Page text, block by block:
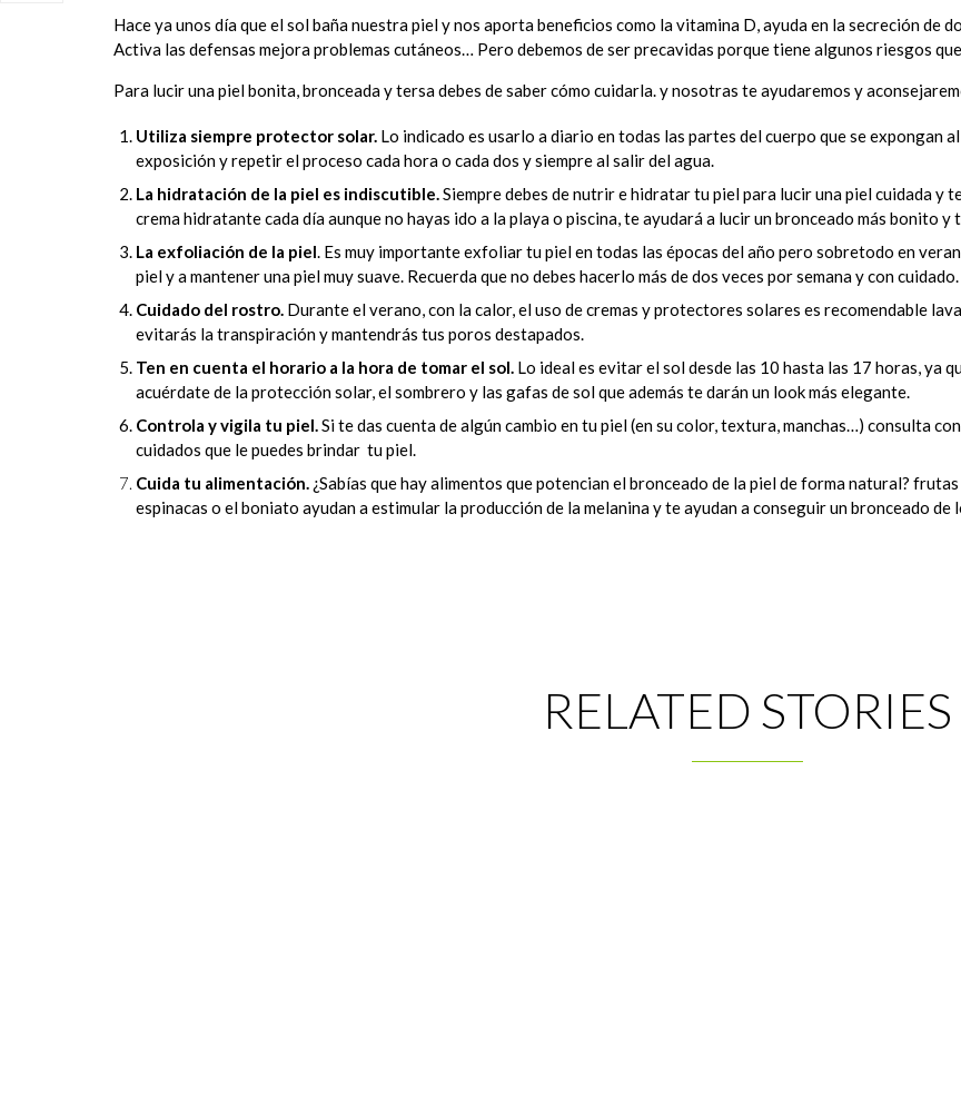
Hace ya unos día que el sol baña nuestra piel y nos aporta beneficios como la vitamina D, ayuda en la secreción de
Activa las defensas mejora problemas cutáneos… Pero debemos de ser precavidas porque tiene algunos riesgos
Para lucir una piel bonita, bronceada y tersa debes de saber cómo cuidarla. y nosotras te ayudaremos y
Utiliza siempre protector solar. Lo indicado es usarlo a diario en todas las partes del cuerpo que se expongan
exposición y repetir el proceso cada hora o cada dos y siempre al salir del agua.
La hidratación de la piel es indiscutible.Siempre debes de nutrir e hidratar tu piel para lucir una piel cuidada y
crema hidratante cada día aunque no hayas ido a la playa o piscina, te ayudará a lucir un bronceado más bonito y
La exfoliación de la piel. Es muy importante exfoliar tu piel en todas las épocas del año pero sobretodo en
piel y a mantener una piel muy suave. Recuerda que no debes hacerlo más de dos veces por semana y con cuidado.
Cuidado del rostro. Durante el verano, con la calor, el uso de cremas y protectores solares es recomendable
evitarás la transpiración y mantendrás tus poros destapados.
Ten en cuenta el horario a la hora de tomar el sol.Lo ideal es evitar el sol desde las 10 hasta las 17 horas, ya
acuérdate de la protección solar, el sombrero y las gafas de sol que además te darán un look más elegante.
Controla y vigila tu piel.Si te das cuenta de algún cambio en tu piel (en su color, textura, manchas…) consulta
cuidados que le puedes brindar tu piel.
Cuida tu alimentación.¿Sabías que hay alimentos que potencian el bronceado de la piel de forma natural?
espinacas o el boniato ayudan a estimular la producción de la melanina y te ayudan a conseguir un bronceado de
RELATED STORIES